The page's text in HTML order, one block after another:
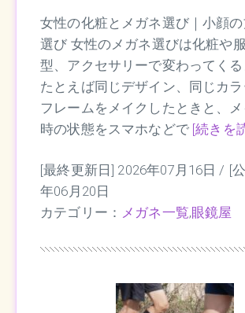
女性の化粧とメガネ選び｜小顔
選び 女性のメガネ選びは化粧や
型、アクセサリーで変わってくる
たとえば同じデザイン、同じカ
フレームをメイクしたときと、
時の状態をスマホなどで [続きを
[最終更新日] 2026年07月16日 / [
年06月20日
カテゴリー： メガネ一覧,眼鏡屋